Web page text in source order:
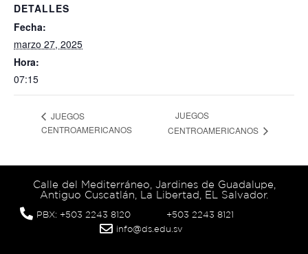
DETALLES
Fecha:
marzo 27, 2025
Hora:
07:15
JUEGOS
CENTROAMERICANOS
JUEGOS
CENTROAMERICANOS
Calle del Mediterráneo, Jardines de Guadalupe,
Antiguo Cuscatlán, La Libertad, EL Salvador.
PBX: +503 2243 8120
+503 2243 8121
info@ds.edu.sv